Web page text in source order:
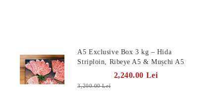
A5 Exclusive Box 3 kg – Hida
Striploin, Ribeye A5 & Mușchi A5
2,240.00 Lei
3,200.00 Lei